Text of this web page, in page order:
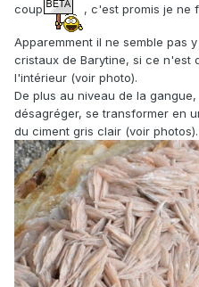
coup , c'est promis je ne
Apparemment il ne semble pas
cristaux de Barytine, si ce n'est
l'intérieur (voir photo).
De plus au niveau de la
désagréger, se transformer en
du ciment gris clair (voir photos).